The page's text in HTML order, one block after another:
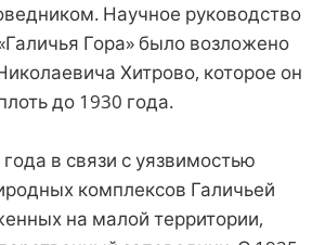
Научное руководство
Гора» было возложено
Хитрово, которое он
до 1930 года.
в связи с уязвимостью
комплексов Галичьей
на малой территории,